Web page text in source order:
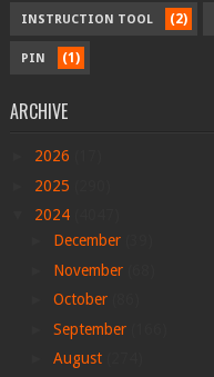
INSTRUCTION TOOL (2)
PIN (1)
ARCHIVE
2026
2025
2024
December
November
October
September
August